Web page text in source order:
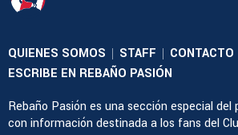
QUIENES SOMOS STAFF CONTACTO
ESCRIBE EN REBAÑO PASIÓN
Rebaño Pasión es una sección especial del
con información destinada a los fans del